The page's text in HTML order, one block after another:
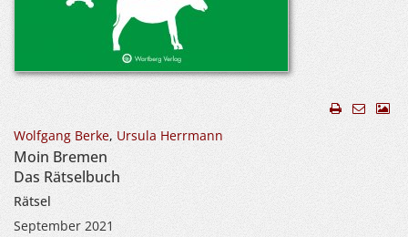
Wolfgang Berke, Ursula Herrmann
Moin Bremen
Das Rätselbuch
Rätsel
September 2021